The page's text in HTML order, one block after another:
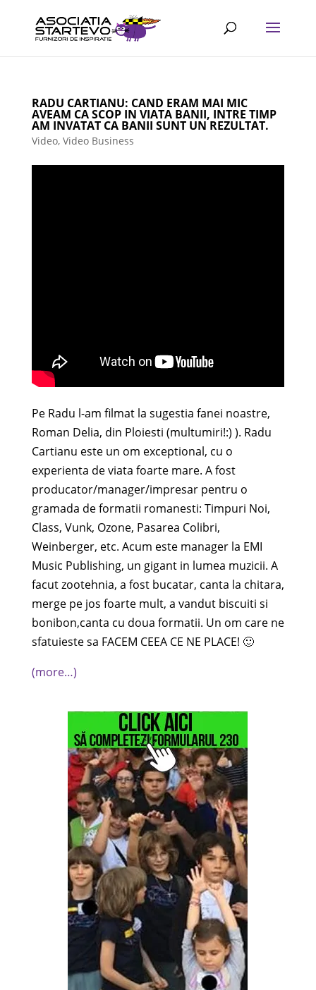
RADU CARTIANU: CAND ERAM MAI MIC
AVEAM CA SCOP IN VIATA BANII, INTRE TIMP
AM INVATAT CA BANII SUNT UN REZULTAT.
Video, Video Business
Pe Radu l-am filmat la sugestia fanei noastre,
Roman Delia, din Ploiesti (multumiri!:) ). Radu
Cartianu este un om exceptional, cu o
experienta de viata foarte mare. A fost
producator/manager/impresar pentru o
gramada de formatii romanesti: Timpuri Noi,
Class, Vunk, Ozone, Pasarea Colibri,
Weinberger, etc. Acum este manager la EMI
Music Publishing, un gigant in lumea muzicii. A
facut zootehnia, a fost bucatar, canta la chitara,
merge pe jos foarte mult, a vandut biscuiti si
bonibon,canta cu doua formatii. Un om care ne
sfatuieste sa FACEM CEEA CE NE PLACE! 🙂
(more…)